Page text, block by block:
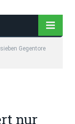
Gegentore
nur